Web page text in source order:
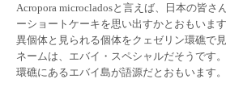
Acropora microcladosと言えば、日本の皆さ
ーショートケーキを思い出すかとおもいま
異個体と見られる個体をクェゼリン環礁で
ネームは、エバイ・スペシャルだそうです
環礁にあるエバイ島が語源だとおもいます。